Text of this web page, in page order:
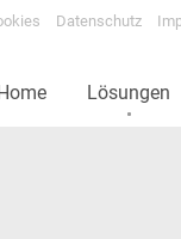
Datenschutz
Lösungen